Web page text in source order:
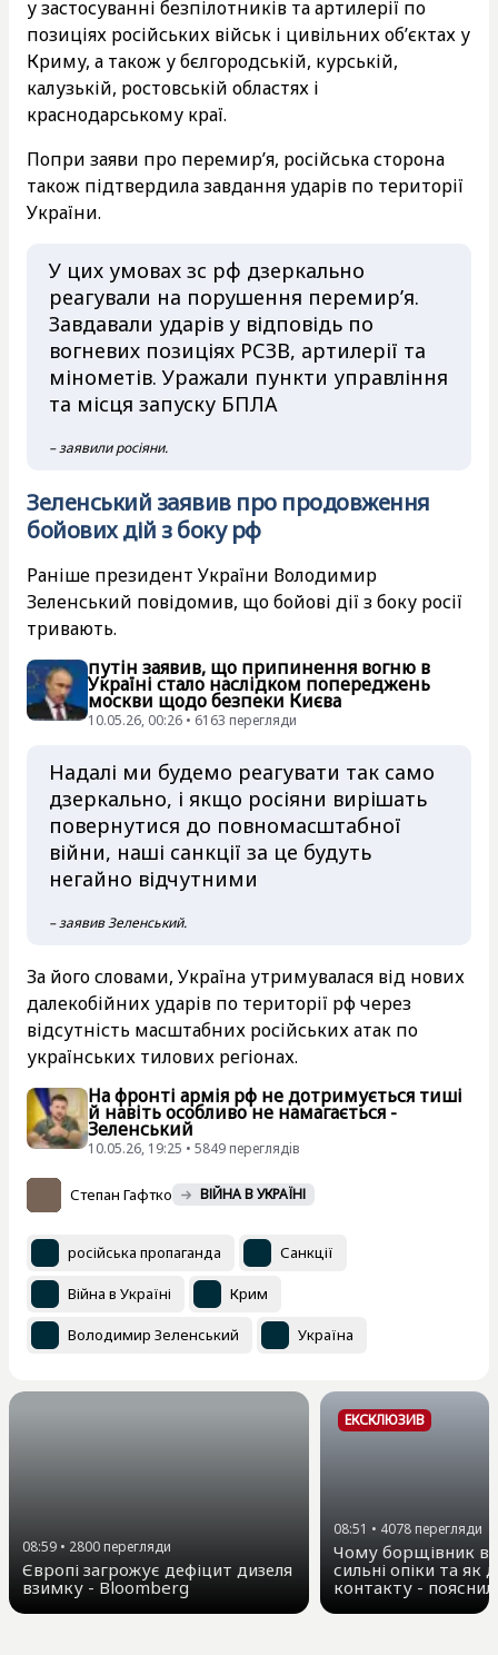
у застосуванні безпілотників та артилерії по
позиціях російських військ і цивільних об’єктах у
Криму, а також у бєлгородській, курській,
калузькій, ростовській областях і
краснодарському краї.
Попри заяви про перемир’я, російська сторона
також підтвердила завдання ударів по території
України.
У цих умовах зс рф дзеркально
реагували на порушення перемир’я.
Завдавали ударів у відповідь по
вогневих позиціях РСЗВ, артилерії та
мінометів. Уражали пункти управління
та місця запуску БПЛА
– заявили росіяни.
Зеленський заявив про продовження
бойових дій з боку рф
Раніше президент України Володимир
Зеленський повідомив, що бойові дії з боку росії
тривають.
путін заявив, що припинення вогню в
Україні стало наслідком попереджень
москви щодо безпеки Києва
10.05.26, 00:26 • 6163 перегляди
Надалі ми будемо реагувати так само
дзеркально, і якщо росіяни вирішать
повернутися до повномасштабної
війни, наші санкції за це будуть
негайно відчутними
– заявив Зеленський.
За його словами, Україна утримувалася від нових
далекобійних ударів по території рф через
відсутність масштабних російських атак по
українських тилових регіонах.
На фронті армія рф не дотримується тиші
й навіть особливо не намагається -
Зеленський
10.05.26, 19:25 • 5849 переглядiв
Степан Гафтко ВІЙНА В УКРАЇНІ
російська пропаганда Санкції
Війна в Україні Крим
Володимир Зеленський Україна
08:59 • 2800 перегляди
Європі загрожує дефіцит дизеля
взимку - Bloomberg
ЕКСКЛЮЗИВ
08:51 • 4078 перегляди
Чому борщівник
сильні опіки та як
контакту -